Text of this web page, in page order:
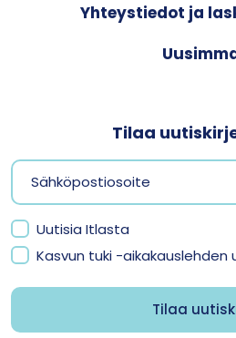
Yhteystiedot ja
Tilaa
Uutisia Itlasta
Kasvun tuki -aikakauslehden